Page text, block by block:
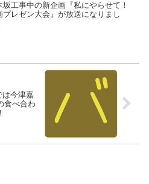
坂工事中の新企画『私にやらせて！
プレゼン大会』が放送になりまし
は今津嘉
食べ合わ